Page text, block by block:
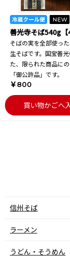
善光寺そば540g【
そばの実を全部使っ
生そばです。国宝善
た、限られた商品に
「御公許品」です。
￥800
買い物かごへ
信州そば
ラーメン
うどん・そうめん